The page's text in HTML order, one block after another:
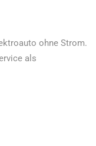
ohne Strom.
als